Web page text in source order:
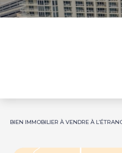
BIEN IMMOBILIER À VENDRE À